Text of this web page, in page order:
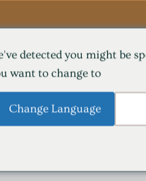
بار الأكسجين
Contact Us
detected you might be
want to change to:
Change Language